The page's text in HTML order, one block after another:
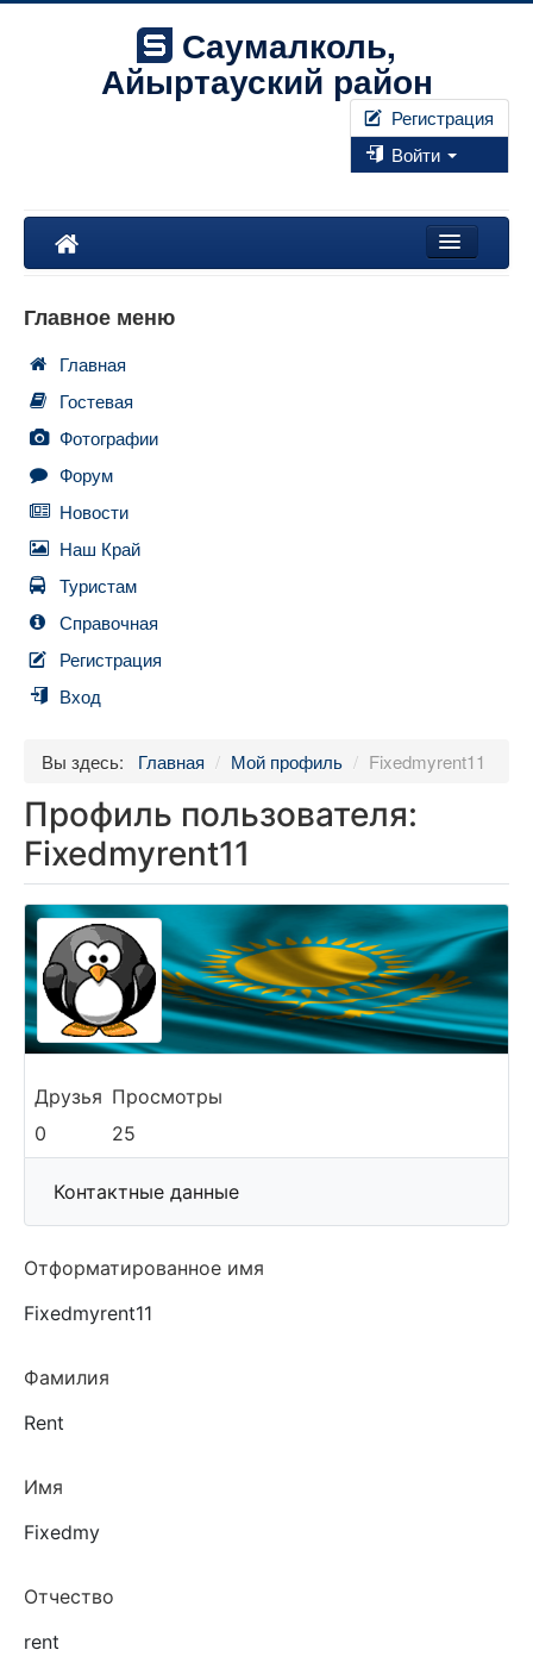
Саумалколь,
Айыртауский район
Регистрация
Войти
Правила
Главное меню
Главная
Гостевая
Фотографии
Форум
Новости
Наш Край
Туристам
Справочная
Регистрация
Вход
Вы здесь: Главная / Мой профиль / Fixedmyrent11
Профиль пользователя:
Fixedmyrent11
Друзья
0
Просмотры
25
Контактные данные
Отформатированное имя
Fixedmyrent11
Фамилия
Rent
Имя
Fixedmy
Отчество
rent